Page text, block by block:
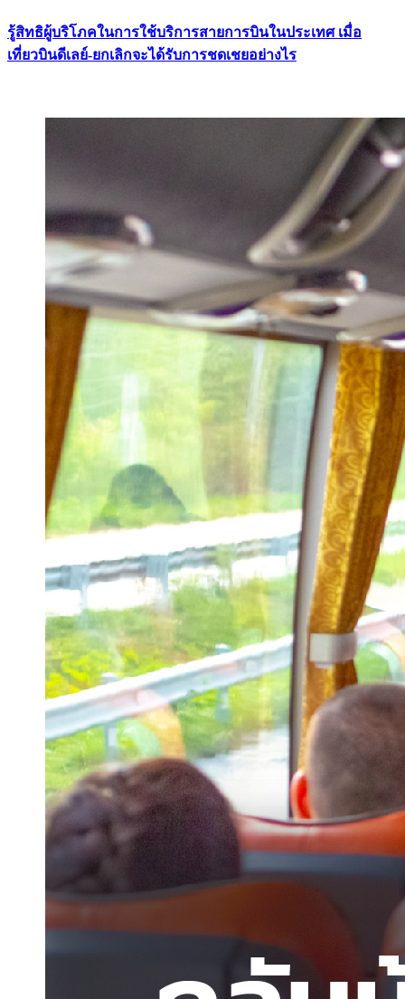
รู้สิทธิผู้บริโภคในการใช้บริการสายการบินในประเทศ เมื่อ
เที่ยวบินดีเลย์-ยกเลิกจะได้รับการชดเชยอย่างไร